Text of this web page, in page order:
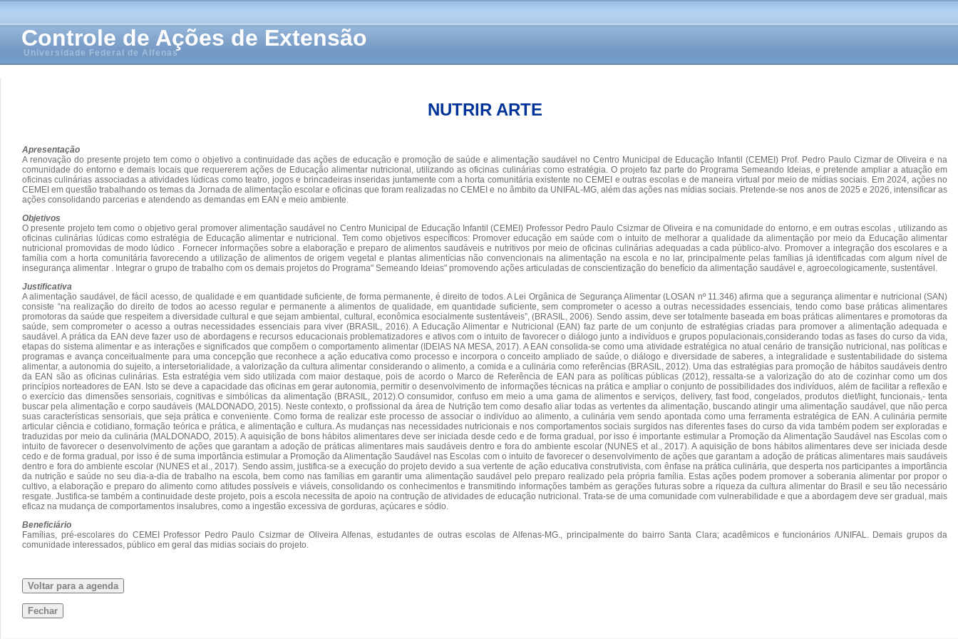
Controle de Ações de Extensão
Universidade Federal de Alfenas
NUTRIR ARTE
Apresentação
A renovação do presente projeto tem como o objetivo a continuidade das ações de educação e promoção de saúde e alimentação saudável no Centro Municipal de Educação Infantil (CEMEI) Prof. Pedro Paulo Cizmar de Oliveira e na
comunidade do entorno e demais locais que requererem ações de Educação alimentar nutricional, utilizando as oficinas culinárias como estratégia. O projeto faz parte do Programa Semeando Ideias, e pretende ampliar a atuação em
oficinas culinárias associadas a atividades lúdicas como teatro, jogos e brincadeiras inseridas juntamente com a horta comunitária existente no CEMEI e outras escolas e de maneira virtual por meio de mídias sociais. Em 2024, ações no
CEMEI em questão trabalhando os temas da Jornada de alimentação escolar e oficinas que foram realizadas no CEMEI e no âmbito da UNIFAL-MG, além das ações nas mídias sociais. Pretende-se nos anos de 2025 e 2026, intensificar as
ações consolidando parcerias e atendendo as demandas em EAN e meio ambiente.
Objetivos
O presente projeto tem como o objetivo geral promover alimentação saudável no Centro Municipal de Educação Infantil (CEMEI) Professor Pedro Paulo Csizmar de Oliveira e na comunidade do entorno, e em outras escolas , utilizando as
oficinas culinárias lúdicas como estratégia de Educação alimentar e nutricional. Tem como objetivos específicos: Promover educação em saúde com o intuito de melhorar a qualidade da alimentação por meio da Educação alimentar
nutricional promovidas de modo lúdico . Fornecer informações sobre a elaboração e preparo de alimentos saudáveis e nutritivos por meio de oficinas culinárias adequadas a cada público-alvo. Promover a integração dos escolares e a
família com a horta comunitária favorecendo a utilização de alimentos de origem vegetal e plantas alimentícias não convencionais na alimentação na escola e no lar, principalmente pelas famílias já identificadas com algum nível de
insegurança alimentar . Integrar o grupo de trabalho com os demais projetos do Programa" Semeando Ideias" promovendo ações articuladas de conscientização do benefício da alimentação saudável e, agroecologicamente, sustentável.
Justificativa
A alimentação saudável, de fácil acesso, de qualidade e em quantidade suficiente, de forma permanente, é direito de todos. A Lei Orgânica de Segurança Alimentar (LOSAN nº 11.346) afirma que a segurança alimentar e nutricional (SAN)
consiste “na realização do direito de todos ao acesso regular e permanente a alimentos de qualidade, em quantidade suficiente, sem comprometer o acesso a outras necessidades essenciais, tendo como base práticas alimentares
promotoras da saúde que respeitem a diversidade cultural e que sejam ambiental, cultural, econômica esocialmente sustentáveis”, (BRASIL, 2006). Sendo assim, deve ser totalmente baseada em boas práticas alimentares e promotoras da
saúde, sem comprometer o acesso a outras necessidades essenciais para viver (BRASIL, 2016). A Educação Alimentar e Nutricional (EAN) faz parte de um conjunto de estratégias criadas para promover a alimentação adequada e
saudável. A prática da EAN deve fazer uso de abordagens e recursos educacionais problematizadores e ativos com o intuito de favorecer o diálogo junto a indivíduos e grupos populacionais,considerando todas as fases do curso da vida,
etapas do sistema alimentar e as interações e significados que compõem o comportamento alimentar (IDEIAS NA MESA, 2017). A EAN consolida-se como uma atividade estratégica no atual cenário de transição nutricional, nas políticas e
programas e avança conceitualmente para uma concepção que reconhece a ação educativa como processo e incorpora o conceito ampliado de saúde, o diálogo e diversidade de saberes, a integralidade e sustentabilidade do sistema
alimentar, a autonomia do sujeito, a intersetorialidade, a valorização da cultura alimentar considerando o alimento, a comida e a culinária como referências (BRASIL, 2012). Uma das estratégias para promoção de hábitos saudáveis dentro
da EAN são as oficinas culinárias. Esta estratégia vem sido utilizada com maior destaque, pois de acordo o Marco de Referência de EAN para as políticas públicas (2012), ressalta-se a valorização do ato de cozinhar como um dos
princípios norteadores de EAN. Isto se deve a capacidade das oficinas em gerar autonomia, permitir o desenvolvimento de informações técnicas na prática e ampliar o conjunto de possibilidades dos indivíduos, além de facilitar a reflexão e
o exercício das dimensões sensoriais, cognitivas e simbólicas da alimentação (BRASIL, 2012).O consumidor, confuso em meio a uma gama de alimentos e serviços, delivery, fast food, congelados, produtos diet/light, funcionais,- tenta
buscar pela alimentação e corpo saudáveis (MALDONADO, 2015). Neste contexto, o profissional da área de Nutrição tem como desafio aliar todas as vertentes da alimentação, buscando atingir uma alimentação saudável, que não perca
suas características sensoriais, que seja prática e conveniente. Como forma de realizar este processo de associar o indivíduo ao alimento, a culinária vem sendo apontada como uma ferramenta estratégica de EAN. A culinária permite
articular ciência e cotidiano, formação teórica e prática, e alimentação e cultura. As mudanças nas necessidades nutricionais e nos comportamentos sociais surgidos nas diferentes fases do curso da vida também podem ser exploradas e
traduzidas por meio da culinária (MALDONADO, 2015). A aquisição de bons hábitos alimentares deve ser iniciada desde cedo e de forma gradual, por isso é importante estimular a Promoção da Alimentação Saudável nas Escolas com o
intuito de favorecer o desenvolvimento de ações que garantam a adoção de práticas alimentares mais saudáveis dentro e fora do ambiente escolar (NUNES et al., 2017). A aquisição de bons hábitos alimentares deve ser iniciada desde
cedo e de forma gradual, por isso é de suma importância estimular a Promoção da Alimentação Saudável nas Escolas com o intuito de favorecer o desenvolvimento de ações que garantam a adoção de práticas alimentares mais saudáveis
dentro e fora do ambiente escolar (NUNES et al., 2017). Sendo assim, justifica-se a execução do projeto devido a sua vertente de ação educativa construtivista, com ênfase na prática culinária, que desperta nos participantes a importância
da nutrição e saúde no seu dia-a-dia de trabalho na escola, bem como nas famílias em garantir uma alimentação saudável pelo preparo realizado pela própria família. Estas ações podem promover a soberania alimentar por propor o
cultivo, a elaboração e preparo do alimento como atitudes possíveis e viáveis, consolidando os conhecimentos e transmitindo informações também as gerações futuras sobre a riqueza da cultura alimentar do Brasil e seu tão necessário
resgate. Justifica-se também a continuidade deste projeto, pois a escola necessita de apoio na contrução de atividades de educação nutricional. Trata-se de uma comunidade com vulnerabilidade e que a abordagem deve ser gradual, mais
eficaz na mudança de comportamentos insalubres, como a ingestão excessiva de gorduras, açúcares e sódio.
Beneficiário
Famílias, pré-escolares do CEMEI Professor Pedro Paulo Csizmar de Oliveira Alfenas, estudantes de outras escolas de Alfenas-MG., principalmente do bairro Santa Clara; acadêmicos e funcionários /UNIFAL. Demais grupos da
comunidade interessados, público em geral das midias sociais do projeto.
Voltar para a agenda
Fechar